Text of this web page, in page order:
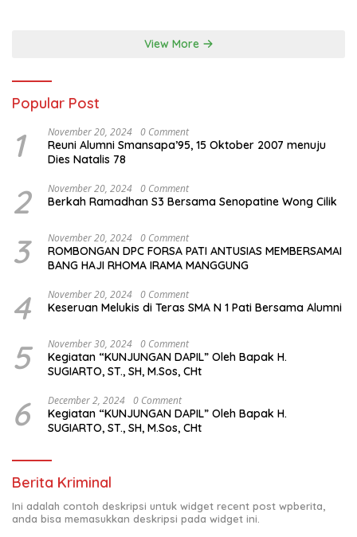
buah hati yang berjudul
View More
Popular Post
1 November 20, 2024 0 Comment
Reuni Alumni Smansapa’95, 15 Oktober 2007 menuju
Dies Natalis 78
2 November 20, 2024 0 Comment
Berkah Ramadhan S3 Bersama Senopatine Wong Cilik
3 November 20, 2024 0 Comment
ROMBONGAN DPC FORSA PATI ANTUSIAS MEMBERSAMAI
BANG HAJI RHOMA IRAMA MANGGUNG
4 November 20, 2024 0 Comment
Keseruan Melukis di Teras SMA N 1 Pati Bersama Alumni
5 November 30, 2024 0 Comment
Kegiatan “KUNJUNGAN DAPIL” Oleh Bapak H.
SUGIARTO, ST., SH, M.Sos, CHt
6 December 2, 2024 0 Comment
Kegiatan “KUNJUNGAN DAPIL” Oleh Bapak H.
SUGIARTO, ST., SH, M.Sos, CHt
Berita Kriminal
Ini adalah contoh deskripsi untuk widget recent post wpberita,
anda bisa memasukkan deskripsi pada widget ini.